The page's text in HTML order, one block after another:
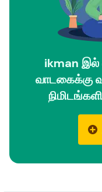
ikman இல்
வாடகைக்கு